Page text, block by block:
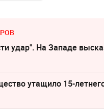
удар". На Западе
утащило 15-